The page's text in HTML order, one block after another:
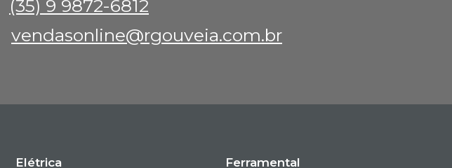
(35) 9 9872-6812
vendasonline@rgouveia.com.br
Elétrica Ferramental